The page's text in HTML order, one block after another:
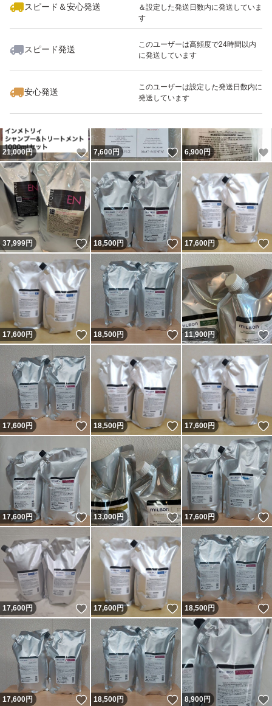
スピード＆安心発送
＆設定した発送日数内に発送していま
す
スピード発送
このユーザーは高頻度で24時間以内
に発送しています
安心発送
このユーザーは設定した発送日数内に
発送しています
いいね！
10,500
21,000円 いいね！
7,600円 いいね！
6,900円
37,999円 いいね！
18,500円 いいね！
17,600円
17,600円 いいね！
18,500円 いいね！
11,900円
17,600円 いいね！
18,500円 いいね！
17,600円
17,600円 いいね！
13,000円 いいね！
17,600円
17,600円 いいね！
17,600円 いいね！
18,500円
17,600円 いいね！
18,500円 いいね！
8,900円